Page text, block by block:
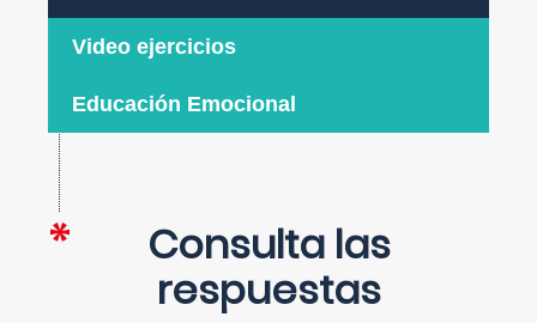
Video ejercicios
Educación Emocional
Consulta las
respuestas